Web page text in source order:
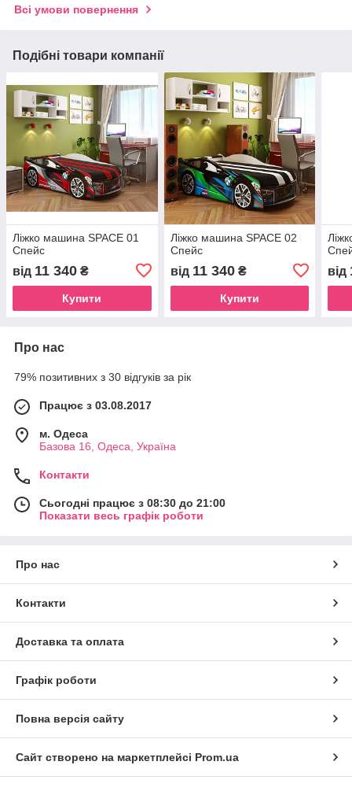
Всі умови повернення
Подібні товари компанії
Ліжко машина SPACE 01
Спейс
від 11 340 ₴
Купити
Ліжко машина SPACE 02
Спейс
від 11 340₴
Купити
від
Про нас
79% позитивних з 30 відгуків за рік
Працює з 03.08.2017
м. Одеса
Базова 16, Одеса, Україна
Контакти
Сьогодні працює з 08:30 до 21:00
Показати весь графік роботи
Про нас
Контакти
Доставка та оплата
Графік роботи
Повна версія сайту
Сайт створено на маркетплейсі Prom.ua